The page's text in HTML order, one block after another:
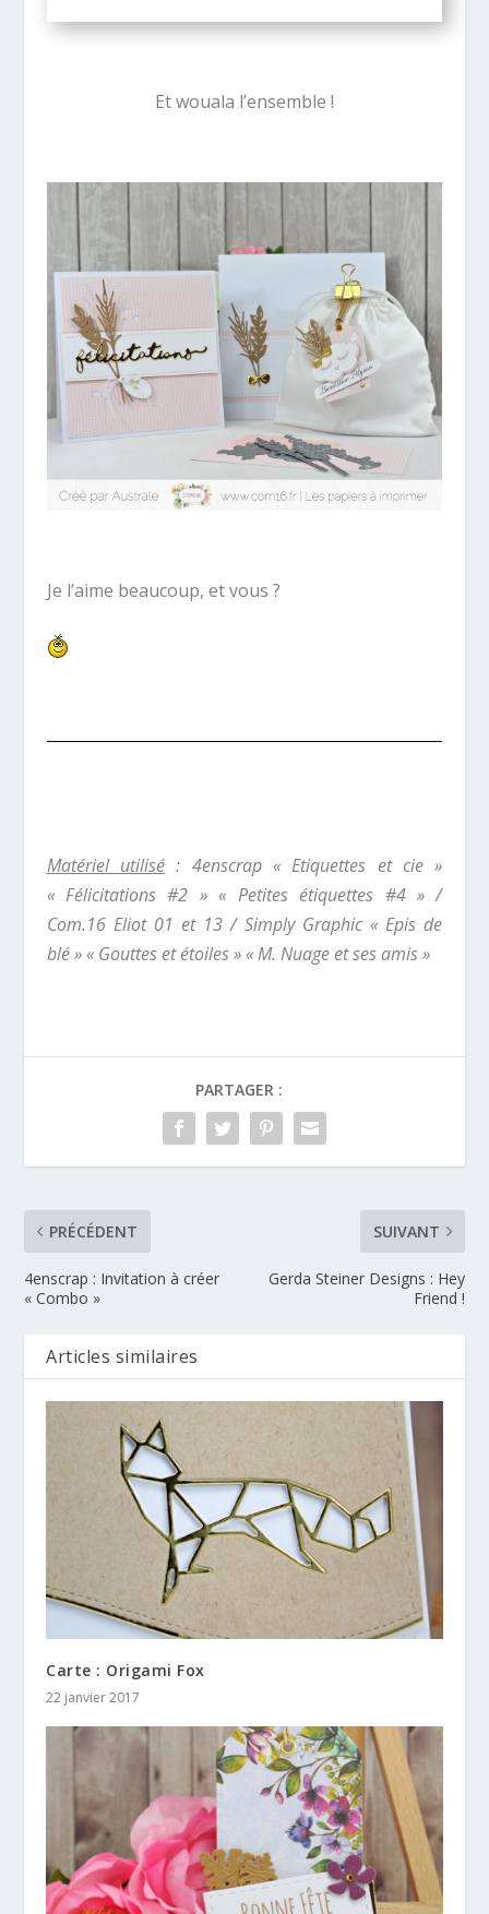
Et wouala l’ensemble !
Je l’aime beaucoup, et vous ?
Matériel utilisé: 4enscrap « Etiquettes et cie »
« Félicitations #2 » « Petites étiquettes #4 » /
Com.16 Eliot 01 et 13 / Simply Graphic « Epis de
blé » « Gouttes et étoiles » « M. Nuage et ses amis »
PARTAGER :
PRÉCÉDENT
4enscrap : Invitation à créer
« Combo »
SUIVANT
Gerda Steiner Designs : Hey
Friend !
Articles similaires
Carte : Origami Fox
22 janvier 2017